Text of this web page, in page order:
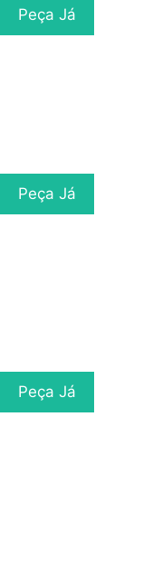
Peça Já
Peça Já
Peça Já